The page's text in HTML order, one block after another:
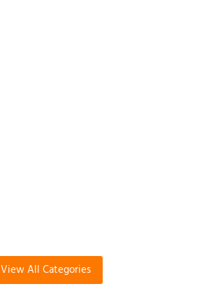
View All Categories